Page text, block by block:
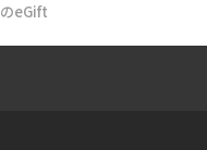
のeGift